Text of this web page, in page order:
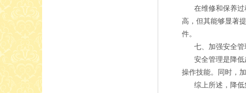
在维修和保养过
高，但其能够显著
件。
七、加强安全管
安全管理是降低
操作技能。同时，
综上所述，降低